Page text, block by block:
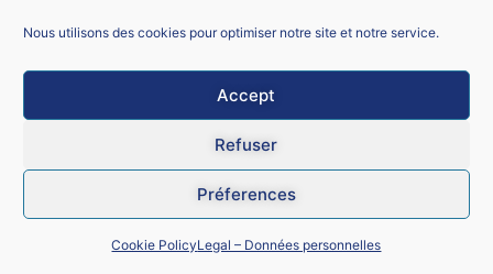
Nous utilisons des cookies pour optimiser notre site et notre service.
Accept
Refuser
Préferences
Cookie PolicyLegal – Données personnelles
QUINZAINE UNIVERSITAIRE n°1511
16 mars 2026
Le SNALC a depuis longtemps été lanceur d’alerte sur la